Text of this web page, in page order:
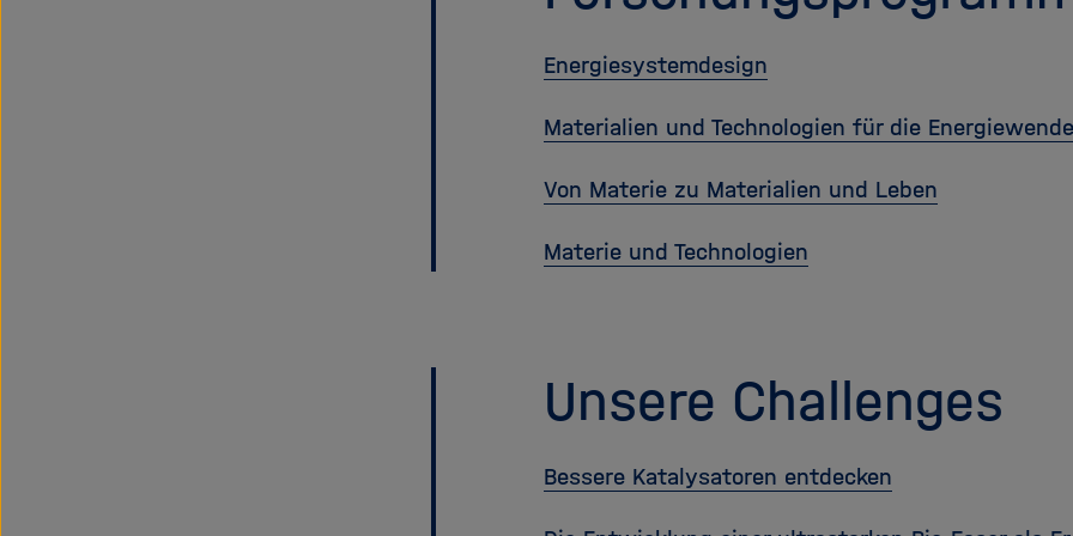
Energiesystemdesign
Materialien und Technologien für die Energiewende
Von Materie zu Materialien und Leben
Materie und Technologien
Unsere Challenges
Bessere Katalysatoren entdecken